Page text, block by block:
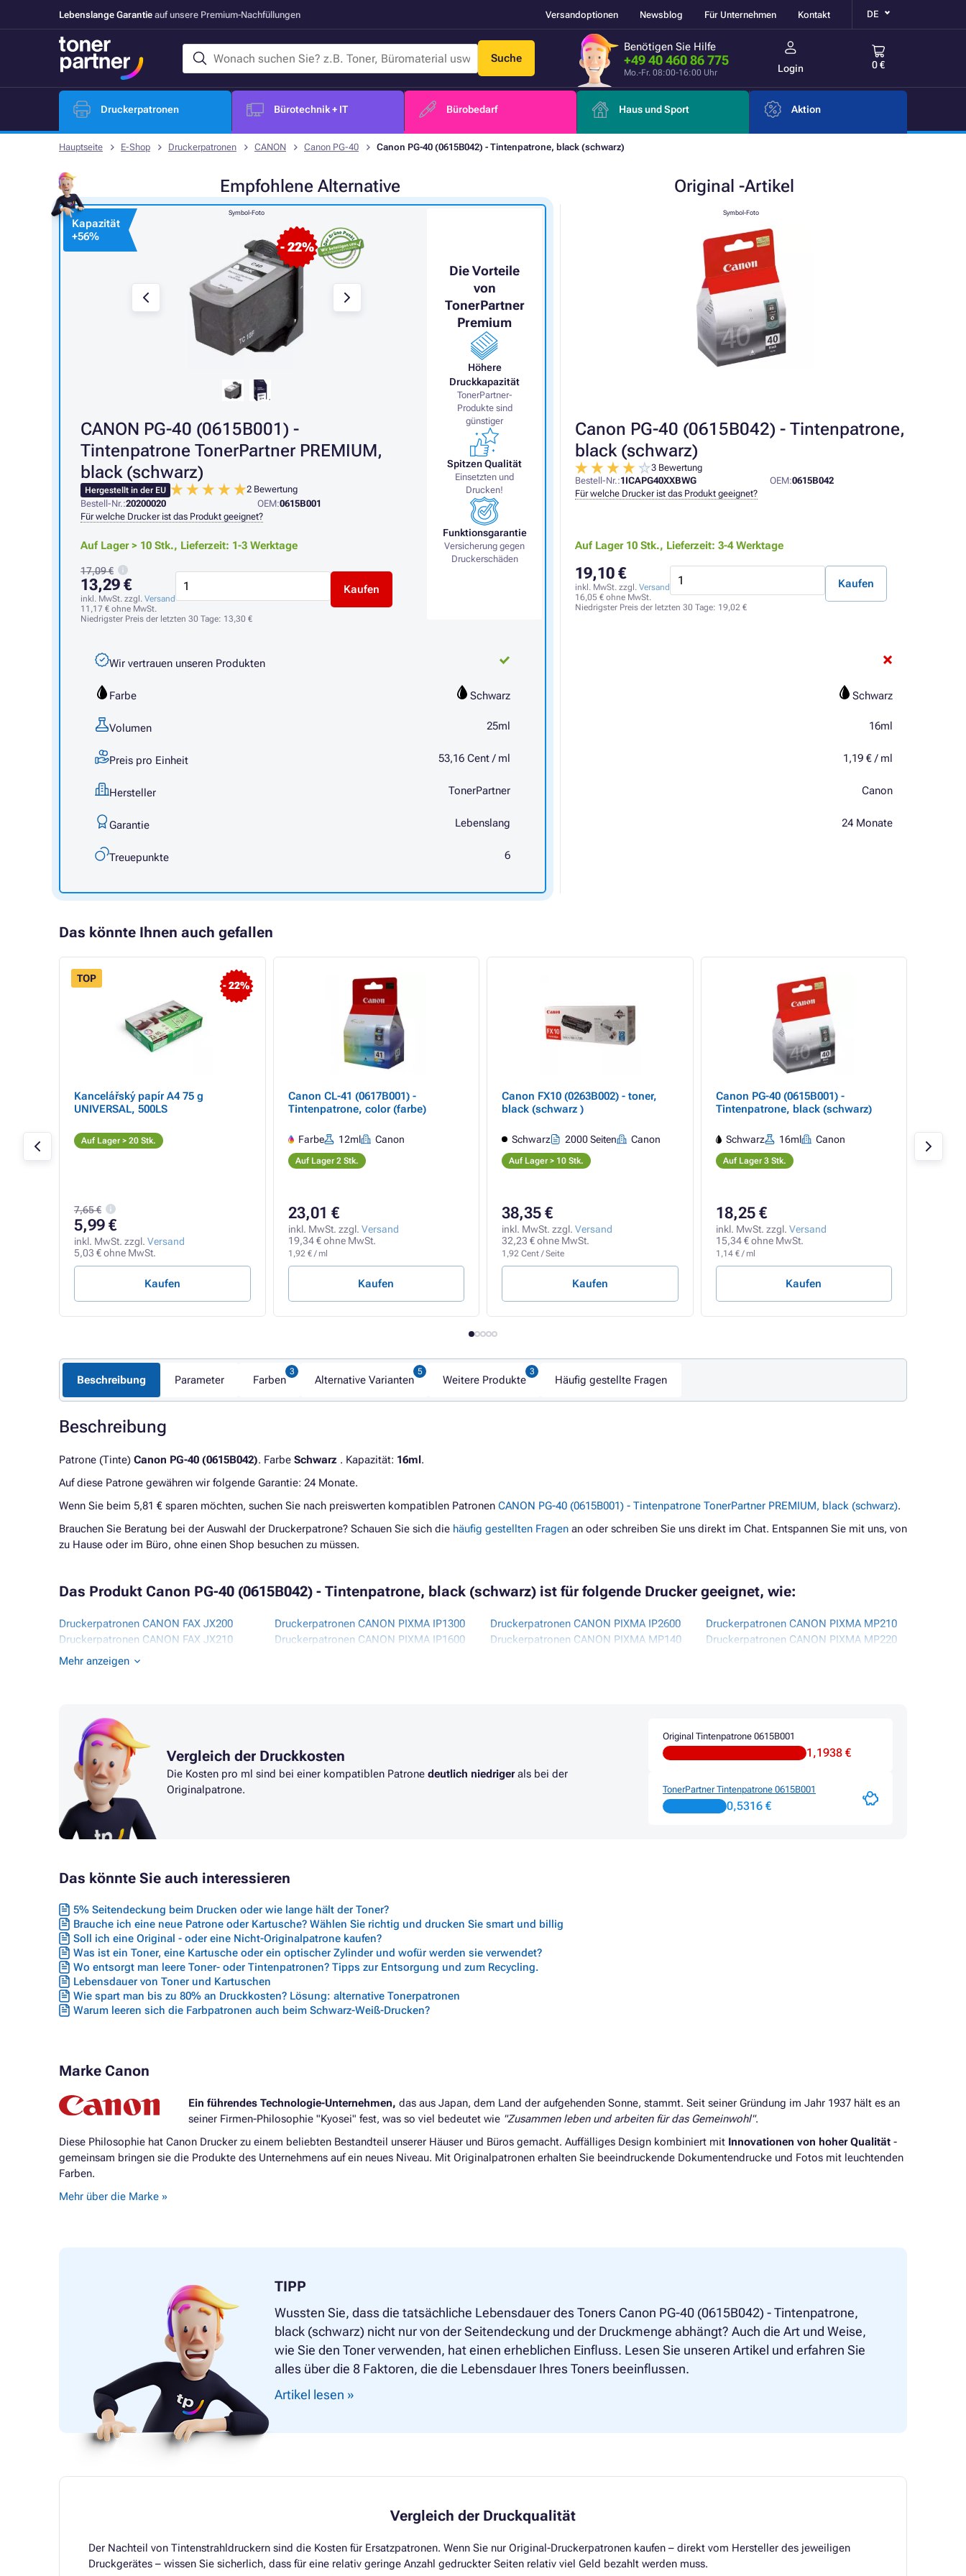
Lebenslange Garantie auf unsere Premium-Nachfüllungen Versandoptionen Newsblog Für Unternehmen Kontakt DE
Suche
Benötigen Sie Hilfe
+49 40 460 86 775
Mo.-Fr. 08:00-16:00 Uhr Login 0 €
Druckerpatronen Bürotechnik + IT Bürobedarf Haus und Sport Aktion
Hauptseite E-Shop Druckerpatronen CANON Canon PG-40 Canon PG-40 (0615B042) - Tintenpatrone, black (schwarz)
Empfohlene Alternative Original -Artikel
Symbol-Foto
Canon PG-40 (0615B042) - Tintenpatrone,
black (schwarz)
3 Bewertung
Bestell-Nr.:1ICAPG40XXBWG OEM:0615B042
Für welche Drucker ist das Produkt geeignet?
Auf Lager 10 Stk., Lieferzeit: 3-4 Werktage
19,10 €
inkl. MwSt. zzgl. Versand
16,05 € ohne MwSt.
Kaufen
Niedrigster Preis der letzten 30 Tage: 19,02 €
Schwarz
16ml
1,19 € / ml
Canon
24 Monate
Die Vorteile
von
TonerPartner
Premium
Höhere
Druckkapazität
TonerPartner-
Produkte sind
günstiger
Spitzen Qualität
Einsetzten und
Drucken!
Funktionsgarantie
Versicherung gegen
Druckerschäden
Symbol-Foto
- 22%
Kapazität
+56%
CANON PG-40 (0615B001) -
Tintenpatrone TonerPartner PREMIUM,
black (schwarz)
Hergestellt in der EU
2 Bewertung
Bestell-Nr.:20200020 OEM:0615B001
Für welche Drucker ist das Produkt geeignet?
Auf Lager > 10 Stk., Lieferzeit: 1-3 Werktage
17,09 €
13,29 €
inkl. MwSt. zzgl. Versand
11,17 € ohne MwSt.
Kaufen
Niedrigster Preis der letzten 30 Tage: 13,30 €
Wir vertrauen unseren Produkten
Farbe Schwarz
Volumen 25ml
Preis pro Einheit 53,16 Cent / ml
Hersteller TonerPartner
Garantie Lebenslang
Treuepunkte 6
Das könnte Ihnen auch gefallen
- 22%
TOP
Kancelářský papír A4 75 g
UNIVERSAL, 500LS
Auf Lager > 20 Stk.
7,65 €
5,99 €
inkl. MwSt. zzgl. Versand
5,03 € ohne MwSt.
Kaufen
Canon CL-41 (0617B001) -
Tintenpatrone, color (farbe)
Farbe 12ml Canon
Auf Lager 2 Stk.
23,01 €
inkl. MwSt. zzgl. Versand
19,34 € ohne MwSt.
1,92 € / ml
Kaufen
Canon FX10 (0263B002) - toner,
black (schwarz )
Schwarz 2000 Seiten Canon
Auf Lager > 10 Stk.
38,35 €
inkl. MwSt. zzgl. Versand
32,23 € ohne MwSt.
1,92 Cent / Seite
Kaufen
Canon PG-40 (0615B001) -
Tintenpatrone, black (schwarz)
Schwarz 16ml Canon
Auf Lager 3 Stk.
18,25 €
inkl. MwSt. zzgl. Versand
15,34 € ohne MwSt.
1,14 € / ml
Kaufen
Beschreibung Parameter Farben Alternative Varianten Weitere Produkte Häufig gestellte Fragen
Beschreibung
Patrone (Tinte) Canon PG-40 (0615B042). Farbe Schwarz . Kapazität: 16ml.
Auf diese Patrone gewähren wir folgende Garantie: 24 Monate.
Wenn Sie beim 5,81 € sparen möchten, suchen Sie nach preiswerten kompatiblen Patronen CANON PG-40 (0615B001) - Tintenpatrone TonerPartner PREMIUM, black (schwarz).
Brauchen Sie Beratung bei der Auswahl der Druckerpatrone? Schauen Sie sich die häufig gestellten Fragen an oder schreiben Sie uns direkt im Chat. Entspannen Sie mit uns, von
zu Hause oder im Büro, ohne einen Shop besuchen zu müssen.
Das Produkt Canon PG-40 (0615B042) - Tintenpatrone, black (schwarz) ist für folgende Drucker geeignet, wie:
Druckerpatronen CANON FAX JX200
Druckerpatronen CANON FAX JX210
Druckerpatronen CANON FAX JX210P
Druckerpatronen CANON FAX JX500
Druckerpatronen CANON PIXMA IP1200
Druckerpatronen CANON PIXMA IP1300
Druckerpatronen CANON PIXMA IP1600
Druckerpatronen CANON PIXMA IP2600
Druckerpatronen CANON PIXMA MP140
Druckerpatronen CANON PIXMA MP210
Druckerpatronen CANON PIXMA MP220
Mehr anzeigen
Vergleich der Druckkosten
Die Kosten pro ml sind bei einer kompatiblen Patrone deutlich niedrigerals bei der
Originalpatrone.
Original Tintenpatrone 0615B001
1,1938 €
TonerPartner Tintenpatrone 0615B001
0,5316 €
Das könnte Sie auch interessieren
5% Seitendeckung beim Drucken oder wie lange hält der Toner?
Brauche ich eine neue Patrone oder Kartusche? Wählen Sie richtig und drucken Sie smart und billig
Soll ich eine Original - oder eine Nicht-Originalpatrone kaufen?
Was ist ein Toner, eine Kartusche oder ein optischer Zylinder und wofür werden sie verwendet?
Wo entsorgt man leere Toner- oder Tintenpatronen? Tipps zur Entsorgung und zum Recycling.
Lebensdauer von Toner und Kartuschen
Wie spart man bis zu 80% an Druckkosten? Lösung: alternative Tonerpatronen
Warum leeren sich die Farbpatronen auch beim Schwarz-Weiß-Drucken?
Marke Canon
Ein führendes Technologie-Unternehmen, das aus Japan, dem Land der aufgehenden Sonne, stammt. Seit seiner Gründung im Jahr 1937 hält es an
seiner Firmen-Philosophie "Kyosei" fest, was so viel bedeutet wie "Zusammen leben und arbeiten für das Gemeinwohl".
Diese Philosophie hat Canon Drucker zu einem beliebten Bestandteil unserer Häuser und Büros gemacht. Auffälliges Design kombiniert mit Innovationen von hoher Qualität -
gemeinsam bringen sie die Produkte des Unternehmens auf ein neues Niveau. Mit Originalpatronen erhalten Sie beeindruckende Dokumentendrucke und Fotos mit leuchtenden
Farben.
Mehr über die Marke »
TIPP
Wussten Sie, dass die tatsächliche Lebensdauer des Toners Canon PG-40 (0615B042) - Tintenpatrone,
black (schwarz) nicht nur von der Seitendeckung und der Druckmenge abhängt? Auch die Art und Weise,
wie Sie den Toner verwenden, hat einen erheblichen Einfluss. Lesen Sie unseren Artikel und erfahren Sie
alles über die 8 Faktoren, die die Lebensdauer Ihres Toners beeinflussen.
Artikel lesen »
Vergleich der Druckqualität
Der Nachteil von Tintenstrahldruckern sind die Kosten für Ersatzpatronen. Wenn Sie nur Original-Druckerpatronen kaufen – direkt vom Hersteller des jeweiligen
Druckgerätes – wissen Sie sicherlich, dass für eine relativ geringe Anzahl gedruckter Seiten relativ viel Geld bezahlt werden muss.